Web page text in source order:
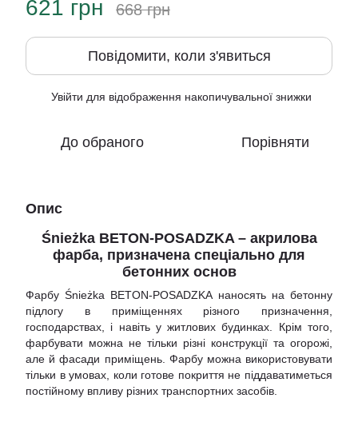
621 грн 668 грн
Повідомити, коли з'явиться
Увійти для відображення накопичувальної знижки
До обраного Порівняти
Опис
Śnieżka BETON-POSADZKA – акрилова
фарба, призначена спеціально для
бетонних основ
Фарбу Śnieżka BETON-POSADZKA наносять на бетонну
підлогу в приміщеннях різного призначення,
господарствах, і навіть у житлових будинках. Крім того,
фарбувати можна не тільки різні конструкції та огорожі,
але й фасади приміщень. Фарбу можна використовувати
тільки в умовах, коли готове покриття не піддаватиметься
постійному впливу різних транспортних засобів.